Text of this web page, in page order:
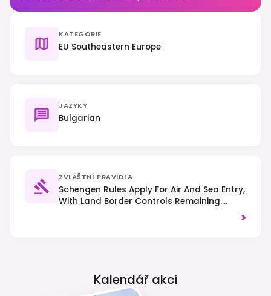
KATEGORIE
EU Southeastern Europe
JAZYKY
Bulgarian
ZVLÁŠTNÍ PRAVIDLA
Schengen Rules Apply For Air And Sea Entry,
With Land Border Controls Remaining.
>
Kalendář akcí